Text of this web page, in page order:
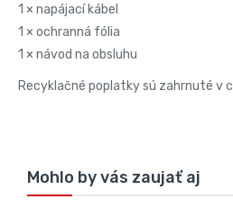
1 × napájací kábel
1 × ochranná fólia
1 × návod na obsluhu
Recyklačné poplatky sú zahrnuté v
Mohlo by vás zaujať aj